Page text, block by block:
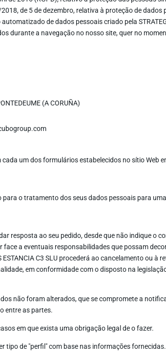
de 5 de dezembro, relativa à proteção de
de dados pessoais criado pela
durante a navegação no nosso site, quer no
(A CORUÑA)
um dos formulários estabelecidos no sítio Web
o tratamento dos seus dados pessoais para
resposta ao seu pedido, desde que não indique o
a eventuais responsabilidades que possam
ESTANCIA C3 SLU procederá ao cancelamento ou
em conformidade com o disposto na
não foram alterados, que se compromete a
entre as partes.
em que exista uma obrigação legal de o fazer.
tipo de "perfil" com base nas informações